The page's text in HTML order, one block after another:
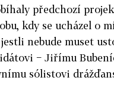
předchozí
kdy se ucházel o
jestli nebude muset
− Jiřímu
sólistovi